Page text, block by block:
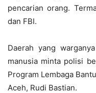
pencarian orang.
dan FBI.
Daerah yang
manusia minta polisi
Program Lembaga
Aceh, Rudi Bastian.